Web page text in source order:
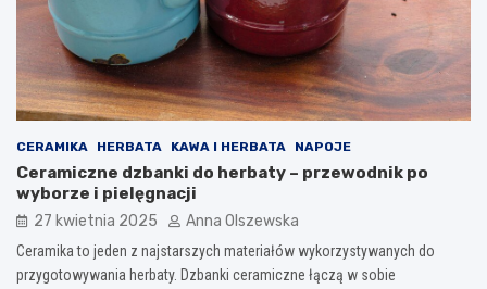
CERAMIKA HERBATA KAWA I HERBATA NAPOJE
Ceramiczne dzbanki do herbaty – przewodnik po
wyborze i pielęgnacji
27 kwietnia 2025 Anna Olszewska
Ceramika to jeden z najstarszych materiałów wykorzystywanych do
przygotowywania herbaty. Dzbanki ceramiczne łączą w sobie